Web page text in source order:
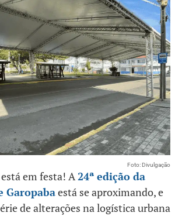
Foto: Divulgação
em festa! A24ª edição da
Garopabaestá se aproximando, e
de alterações na logística urbana